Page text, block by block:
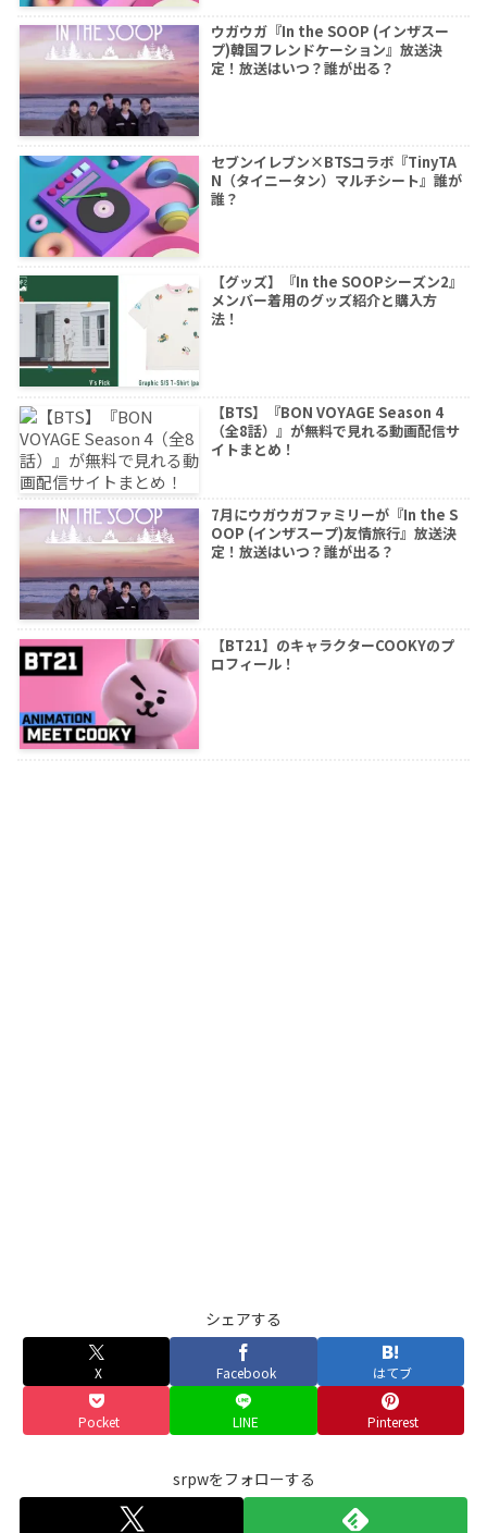
ウガウガ『In the SOOP (インザスー
プ)韓国フレンドケーション』放送決
定！放送はいつ？誰が出る？
セブンイレブン×BTSコラボ『TinyTA
N（タイニータン）マルチシート』誰が
誰？
【グッズ】『In the SOOPシーズン2』
メンバー着用のグッズ紹介と購入方
法！
【BTS】『BON VOYAGE Season 4
（全8話）』が無料で見れる動画配信サ
イトまとめ！
7月にウガウガファミリーが『In the S
OOP (インザスープ)友情旅行』放送決
定！放送はいつ？誰が出る？
【BT21】のキャラクターCOOKYのプ
ロフィール！
シェアする
X Facebook はてブ
Pocket LINE Pinterest
srpwをフォローする